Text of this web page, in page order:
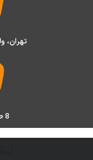
تهران،
8 صبح تا 22 شب